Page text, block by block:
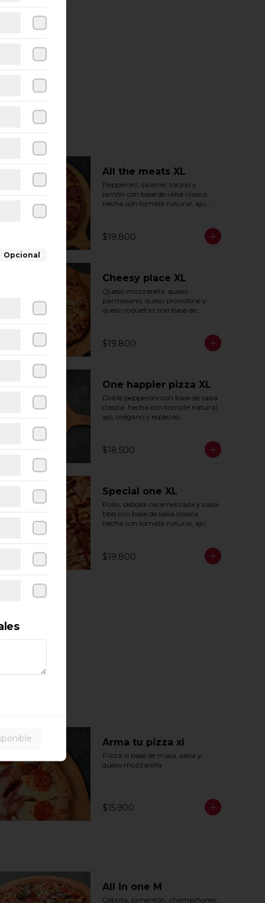
All the meats XL
Pepperoni, salame, tocino y
jamón con base de salsa clasica
hecha con tomate natural, ajo,
$19.800
Cheesy place XL
Queso mozzarella, queso
parmesano, queso provolone y
queso roquefort con base de
puerro.
$19.800
One happier pizza XL
Doble pepperoni con base de salsa
clasica  hecha con tomate natural,
ajo, oregano y especias.
$18.500
Special one XL
Pollo, cebolla caramelizada y salsa
bbq con base de salsa clasica
hecha con tomate natural, ajo,
$19.800
Arma tu pizza xl
Pizza xl base de masa, salsa y
queso mozzarella
$15.900
All in one M
Cebolla, pimentón, champiñones,
Opcional